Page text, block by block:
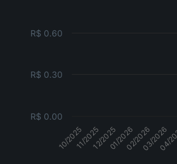
10/202511/202512/202501/202602/202603/2026
04/
R$ 0.00
R$ 0.30
R$ 0.60